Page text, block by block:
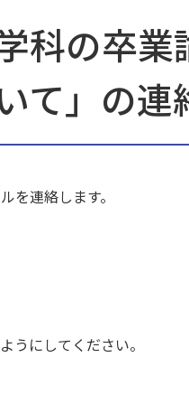
科の卒
」の連
を連絡します。
うにしてください。